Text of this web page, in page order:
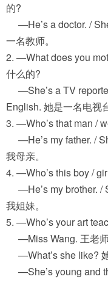
的?
—He’s a doctor. /
一名教师。
2. —What does you
什么的?
—She’s a TV
English. 她是一名电视
3. —Who’s that man /
—He’s my father. /
我母亲。
4. —Who’s this boy /
—He’s my brother. /
我姐妹。
5. —Who’s your art
—Miss Wang. 王老师
—What’s she like?
—She’s young and